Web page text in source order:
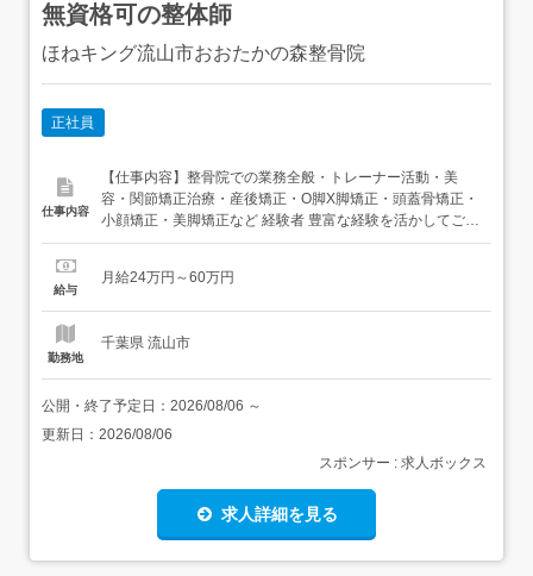
無資格可の整体師
ほねキング流山市おおたかの森整骨院
正社員
仕事内容
【仕事内容】整骨院での業務全般・トレーナー活動・美
容・関節矯正治療・産後矯正・O脚X脚矯正・頭蓋骨矯正・
小顔矯正・美脚矯正など 経験者 豊富な経験を活かしてご活
躍いただける方大歓迎!!院長候補として活躍も可能 通勤距
術スタッフとしても安心 「院長の責任はちょっと…」とい
給与
月給24万円～60万円
勤務地
千葉県 流山市
公開・終了予定日： 2026/08/06 ～
更新日： 2026/08/06
スポンサー : 求人ボックス
求人詳細を見る